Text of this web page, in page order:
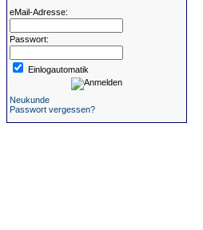
eMail-Adresse:
Passwort:
Einlogautomatik
Neukunde
Passwort vergessen?